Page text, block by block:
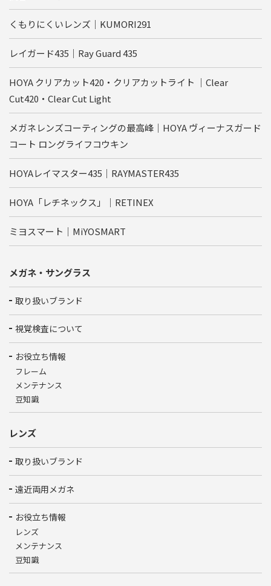
くもりにくいレンズ｜KUMORI291
レイガード435｜Ray Guard 435
HOYA クリアカット420・クリアカットライト ｜Clear
Cut420・Clear Cut Light
メガネレンズコーティングの最高峰｜HOYA ヴィーナスガード
コート ロングライフコウキン
HOYAレイマスター435｜RAYMASTER435
HOYA「レチネックス」｜RETINEX
ミヨスマート｜MiYOSMART
メガネ・サングラス
取り扱いブランド
視覚検査について
お役立ち情報
フレーム
メンテナンス
豆知識
レンズ
取り扱いブランド
遠近両用メガネ
お役立ち情報
レンズ
メンテナンス
豆知識